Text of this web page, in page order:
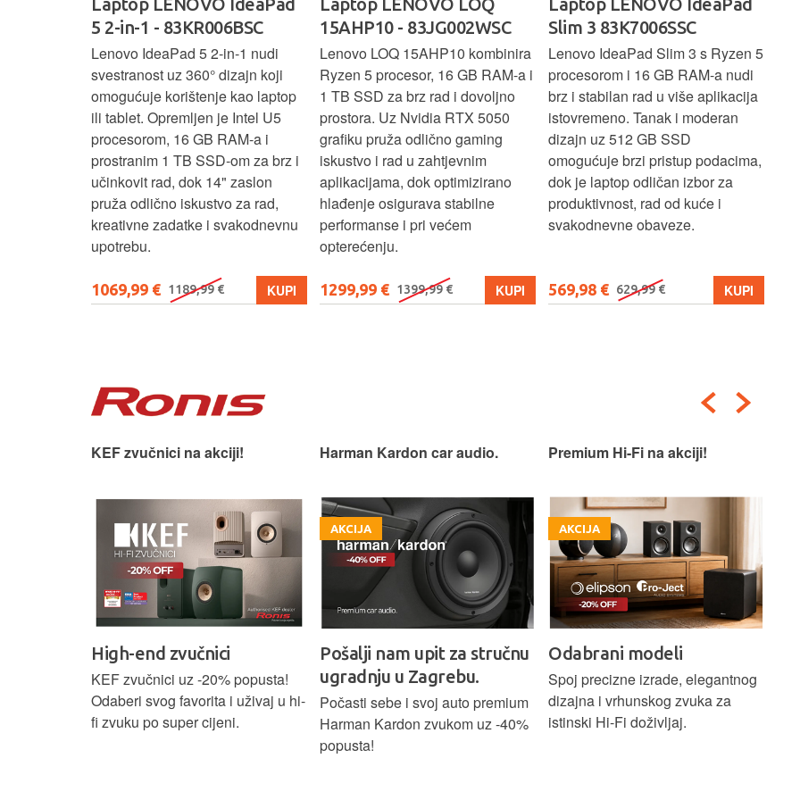
kao laptop
za brz i
svakodnevnu
Laptop LENOVO LOQ
15AHP10 - 83JG002WSC
Lenovo LOQ 15AHP10 kombinira
Ryzen 5 procesor, 16 GB RAM-a i
1 TB SSD za brz rad i dovoljno
prostora. Uz Nvidia RTX 5050
grafiku pruža odlično gaming
iskustvo i rad u zahtjevnim
aplikacijama, dok optimizirano
hlađenje osigurava stabilne
performanse i pri većem
opterećenju.
1299,99 € 1399,99 € KUPI
Laptop LENOVO IdeaPad
Slim 3 83K7006SSC
Lenovo IdeaPad Slim 3 s Ryzen 5
procesorom i 16 GB RAM-a nudi
brz i stabilan rad u više aplikacija
istovremeno. Tanak i moderan
dizajn uz 512 GB SSD
omogućuje brzi pristup podacima,
dok je laptop odličan izbor za
produktivnost, rad od kuće i
svakodnevne obaveze.
569,98 € 629,99 € KUPI
Laptop LENOVO Ideapad
1 - 82VG00V5SC
Lenovo IdeaPad 1 donosi
pouzdane performanse za
svakodnevne zadatke uz AMD
Ryzen 3 procesor, 16 GB RAM-a i
brzi 512 GB SSD. 15,6" zaslon
pruža ugodno iskustvo rada i
preglednosti, dok lagan i
jednostavan dizajn čini ovaj
laptop idealnim za učenje, posao i
579,99 € KUPI
-20% popusta!
i uživaj u hi-
Harman Kardon car audio.
AKCIJA
Pošalji nam upit za stručnu
ugradnju u Zagrebu.
Počasti sebe i svoj auto premium
Harman Kardon zvukom uz -40%
Premium Hi-Fi na akciji!
AKCIJA
Odabrani modeli
Spoj precizne izrade, elegantnog
dizajna i vrhunskog zvuka za
istinski Hi-Fi doživljaj.
Premium industrijski dizajn.
AKCIJA
HARMAN KARDON
Citation ONE DUO MKIII
Bežicni Hi-Fi zvucnik sa
industrijskim dizajnom, Wi-Fi,